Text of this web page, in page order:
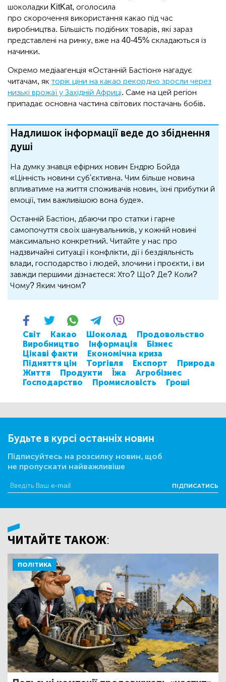
шоколадки KitKat, оголосила
про скорочення використання какао під час
виробництва. Більшість подібних товарів, які зараз
представлені на ринку, вже на 40-45% складаються із
начинки.
Окремо медіаагенція «Останній Бастіон» нагадує
читачам, як торік ціни на какао рекордно зросли через
низькі врожаї у Західній Африці. Саме на цей регіон
припадає основна частина світових постачань бобів.
Надлишок інформації веде до збіднення
душі
На думку знавця ефірних новин Ендрю Бойда
«Цінність новини суб'єктивна. Чим більше новина
впливатиме на життя споживачів новин, їхні прибутки й
емоції, тим важливішою вона буде».
Останній Бастіон, дбаючи про статки і гарне
самопочуття своїх шанувальників, у кожній новині
максимально конкретний. Читайте у нас про
надзвичайні ситуації і конфлікти, дії і бездіяльність
влади, господарство і людей, злочини і проєкти, і ви
завжди першими дізнаєтеся: Хто? Що? Де? Коли?
Чому? Яким чином?
Світ Какао Шоколад
Продовольство
Виробництво
Інформація
Бізнес
Цікаві факти
Економічна криза
Підняття цін
Торгівля Експорт
Природа
Життя
Продукти Їжа
Агробізнес
Господарство
Промисловість Гроші
Будьте в курсі останніх новин
Підписуйтесь на розсилку новин, щоб
не пропускати найважливіше
ПІДПИСАТИСЬ
ЧИТАЙТЕ ТАКОЖ:
ПОЛІТИКА